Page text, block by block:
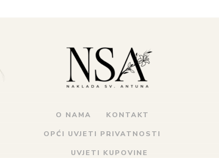
O NAMA KONTAKT
OPĆI UVJETI PRIVATNOSTI
UVJETI KUPOVINE